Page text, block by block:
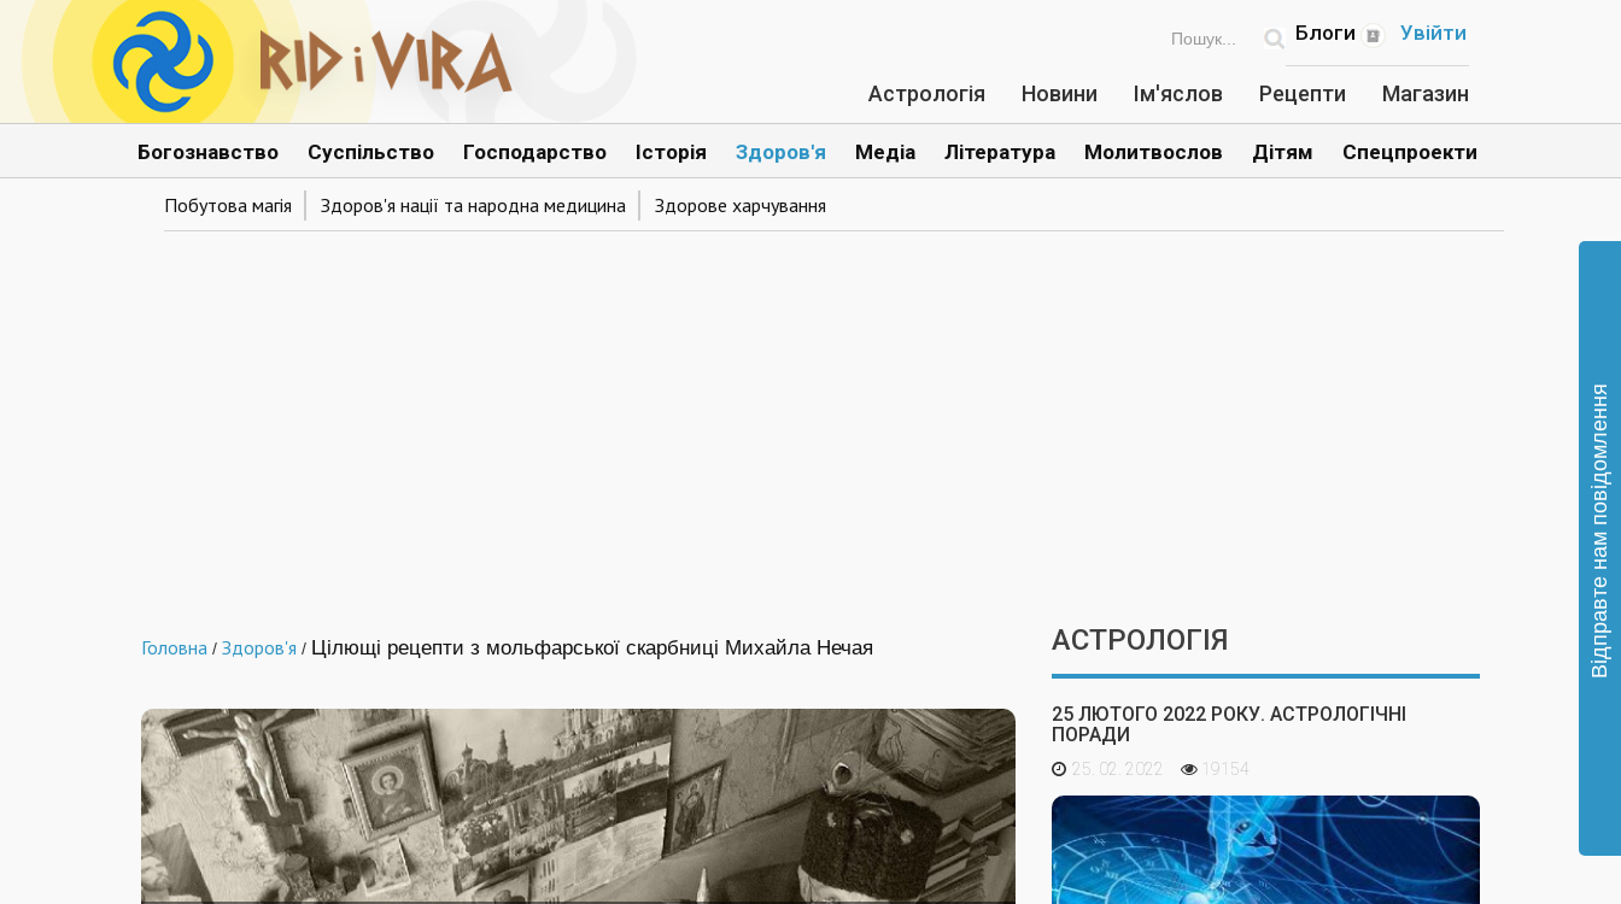
Увійти
Блоги
Астрологія Новини Ім'яслов Рецепти Магазин
Богознавство Суспільство Господарство Історія Здоров'я
Побутова магія Здоров'я нації та народна медицина Здорове харчування
Медіа Література Молитвослов Дітям Спецпроекти
Головна / Здоров'я / Цілющі рецепти з мольфарської скарбниці Михайла Нечая АСТРОЛОГІЯ
25 ЛЮТОГО 2022 РОКУ. АСТРОЛОГІЧНІ
ПОРАДИ
25. 02. 2022 19154
Відправте нам повідомлення